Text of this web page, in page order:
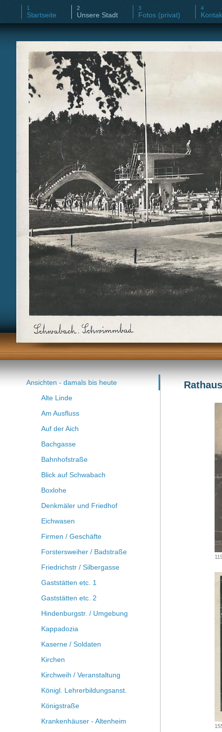
Startseite Unsere Stadt Fotos (privat)
Ansichten - damals bis heute
Alte Linde
Am Ausfluss
Auf der Aich
Bachgasse
Bahnhofstraße
Blick auf Schwabach
Boxlohe
Denkmäler und Friedhof
Eichwasen
Firmen / Geschäfte
Forstersweiher / Badstraße
Friedrichstr / Silbergasse
Gaststätten etc. 1
Gaststätten etc. 2
Hindenburgstr. / Umgebung
Kappadozia
Kaserne / Soldaten
Kirchen
Kirchweih / Veranstaltung
Königl. Lehrerbildungsanst.
Königstraße
Krankenhäuser - Altenheim